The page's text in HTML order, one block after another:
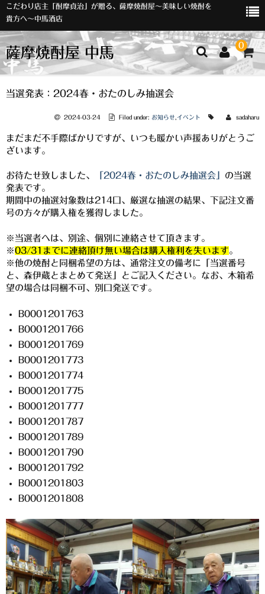
こだわり店主「酎摩貞治」が贈る、薩摩焼酎屋～美味しい焼酎を
貴方へ～中馬酒店
薩摩焼酎屋 中馬 0
ホーム
入荷情報
オリジナルラベル
店主おすすめ
数量限定
希少焼酎
季節限定品
セット商品
リキュール
ウヰスキー
お米
全取扱商品
森伊蔵酒造
櫻井酒造
軸屋酒造
吉永酒造場
当選発表：2024春・おたのしみ抽選会
2024-03-24 Filed under: お知らせ イベント sadaharu
まだまだ不手際ばかりですが、いつも暖かい声援ありがとうご
ざいます。
お待たせ致しました、 「2024春・おたのしみ抽選会」 の当選
発表です。
期間中の抽選対象数は214口、厳選な抽選の結果、下記注文番
号の方々が購入権を獲得しました。
※当選者へは、別途、個別に連絡させて頂きます。
※03/31までに連絡頂け無い場合は購入権利を失います。
※他の焼酎と同梱希望の方は、通常注文の備考に「当選番号
と、森伊蔵とまとめて発送」とご記入ください。なお、木箱希
望の場合は同梱不可、別口発送です。
B0001201763
B0001201766
B0001201769
B0001201773
B0001201774
B0001201775
B0001201777
B0001201787
B0001201789
B0001201790
B0001201792
B0001201803
B0001201808